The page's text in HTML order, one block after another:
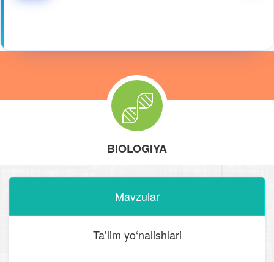
BIOLOGIYA
Mavzular
Taʼlim yo‘nalishlari